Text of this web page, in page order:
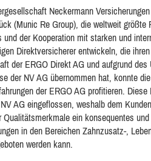
Neckermann
(Munic Re Group), die weltweit
der Kooperation mit starken und
Direktversicherer entwickeln, die
der ERGO Direkt AG und aufgrund
der NV AG übernommen hat, konnte
der ERGO AG profitieren.
AG eingeflossen, weshalb dem
ein konsequentes
in den Bereichen Zahnzusatz-,
werden kann.